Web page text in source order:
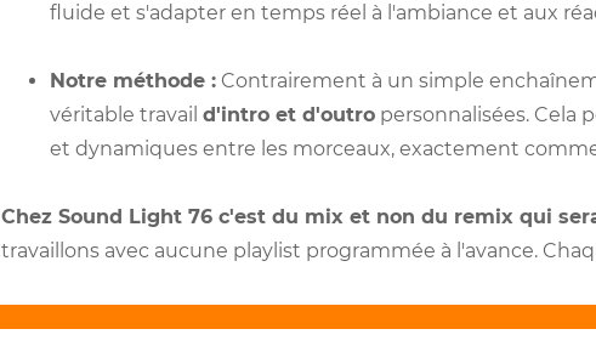
fluide et s'adapter en temps réel à l'ambiance et aux
Notre méthode : Contrairement à un simple
véritable travail d'intro et d'outro personnalisées. Cela
et dynamiques entre les morceaux, exactement
Chez Sound Light 76 c'est du mix et non du remix qui
travaillons avec aucune playlist programmée à l'avance.